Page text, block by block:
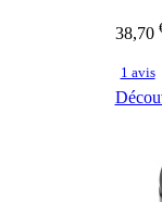
38,70
1 avis